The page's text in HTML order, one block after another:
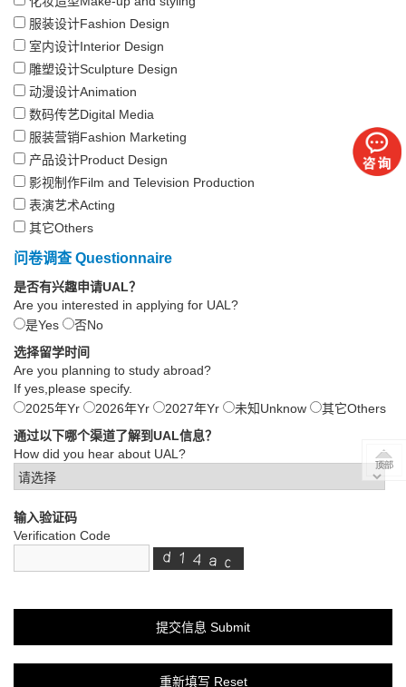
服装设计Fashion Design
室内设计Interior Design
雕塑设计Sculpture Design
动漫设计Animation
数码传艺Digital Media
服装营销Fashion Marketing
产品设计Product Design
影视制作Film and Television Production
表演艺术Acting
其它Others
问卷调查 Questionnaire
是否有兴趣申请UAL？
Are you interested in applying for UAL?
是Yes
否No
选择留学时间
Are you planning to study abroad?
If yes,please specify.
2025年Yr
2026年Yr 2027年Yr 未知Unknow
其它Others
通过以下哪个渠道了解到UAL信息？
How did you hear about UAL?
输入验证码
Verification Code